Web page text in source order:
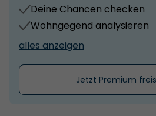
Deine Chancen checken
Wohngegend analysieren
alles anzeigen
Jetzt Premium